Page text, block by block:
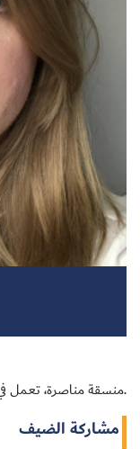
مدربون
ومتحدثون
سجل الآن
.منسقة مناصرة، تعمل
مشاركة الضيف